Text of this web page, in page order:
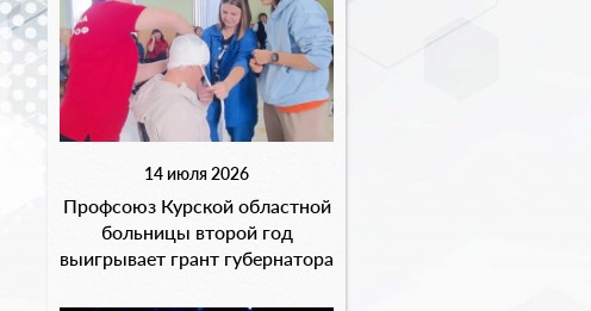
14 июля 2026
Профсоюз Курской областной
больницы второй год
выигрывает грант губернатора